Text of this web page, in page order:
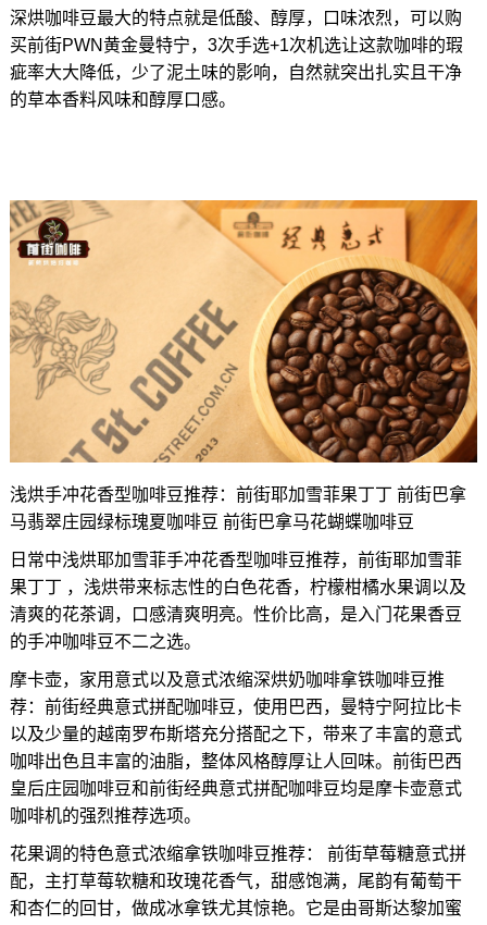
深烘咖啡豆最大的特点就是低酸、醇厚，口味浓烈，可以购
买前街PWN黄金曼特宁，3次手选+1次机选让这款咖啡的瑕
疵率大大降低，少了泥土味的影响，自然就突出扎实且干净
的草本香料风味和醇厚口感。
浅烘手冲花香型咖啡豆推荐：前街耶加雪菲果丁丁 前街巴拿
马翡翠庄园绿标瑰夏咖啡豆 前街巴拿马花蝴蝶咖啡豆
日常中浅烘耶加雪菲手冲花香型咖啡豆推荐，前街耶加雪菲
果丁丁 ，浅烘带来标志性的白色花香，柠檬柑橘水果调以及
清爽的花茶调，口感清爽明亮。性价比高，是入门花果香豆
的手冲咖啡豆不二之选。
摩卡壶，家用意式以及意式浓缩深烘奶咖啡拿铁咖啡豆推
荐：前街经典意式拼配咖啡豆，使用巴西，曼特宁阿拉比卡
以及少量的越南罗布斯塔充分搭配之下，带来了丰富的意式
咖啡出色且丰富的油脂，整体风格醇厚让人回味。前街巴西
皇后庄园咖啡豆和前街经典意式拼配咖啡豆均是摩卡壶意式
咖啡机的强烈推荐选项。
花果调的特色意式浓缩拿铁咖啡豆推荐： 前街草莓糖意式拼
配，主打草莓软糖和玫瑰花香气，甜感饱满，尾韵有葡萄干
和杏仁的回甘，做成冰拿铁尤其惊艳。它是由哥斯达黎加蜜